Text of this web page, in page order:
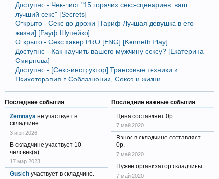
Доступно - Чек-лист "15 горячих секс-сценариев: ваш
лучший секс" [Secrets]
Открыто - Секс до дрожи [Тариф Лучшая девушка в его
жизни] [Рауф Шупейко]
Открыто - Секс хакер PRO [ENG] [Kenneth Play]
Доступно - Как научить вашего мужчину сексу? [Екатерина
Смирнова]
Доступно - [Секс-инструктор] Трансовые техники и
Психотерапия в Соблазнении, Сексе и жизни
Последние события
Zemnaya не участвует в
складчине.
3 июн 2026
В складчине участвует 10
человек(а).
17 мар 2023
Gusich участвует в складчине.
Последние важные события
Цена составляет 0р.
7 май 2020
Взнос в складчине составляет
0р.
7 май 2020
Нужен организатор складчины.
7 май 2020